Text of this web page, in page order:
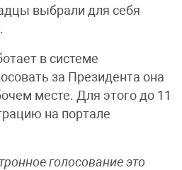
выбрали для себя
в системе
за Президента она
месте. Для этого до 11
на портале
голосование это